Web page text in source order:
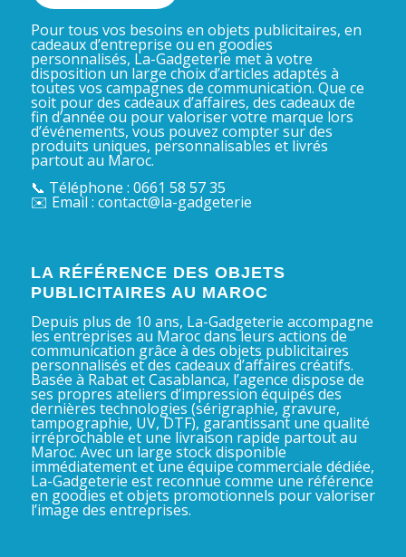
Pour tous vos besoins en objets publicitaires, en
cadeaux d’entreprise ou en goodies
personnalisés, La-Gadgeterie met à votre
disposition un large choix d’articles adaptés à
toutes vos campagnes de communication. Que ce
soit pour des cadeaux d’affaires, des cadeaux de
fin d’année ou pour valoriser votre marque lors
d’événements, vous pouvez compter sur des
produits uniques, personnalisables et livrés
partout au Maroc.
📞 Téléphone : 0661 58 57 35
✉️ Email : contact@la-gadgeterie
LA RÉFÉRENCE DES OBJETS
PUBLICITAIRES AU MAROC
Depuis plus de 10 ans, La-Gadgeterie accompagne
les entreprises au Maroc dans leurs actions de
communication grâce à des objets publicitaires
personnalisés et des cadeaux d’affaires créatifs.
Basée à Rabat et Casablanca, l’agence dispose de
ses propres ateliers d’impression équipés des
dernières technologies (sérigraphie, gravure,
tampographie, UV, DTF), garantissant une qualité
irréprochable et une livraison rapide partout au
Maroc. Avec un large stock disponible
immédiatement et une équipe commerciale dédiée,
La-Gadgeterie est reconnue comme une référence
en goodies et objets promotionnels pour valoriser
l’image des entreprises.